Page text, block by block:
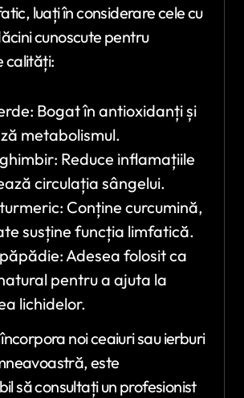
luați în considerare cele cu
cunoscute pentru
calități:
Bogat în antioxidanți și
metabolismul.
Reduce inflamațiile
circulația sângelui.
Conține curcumină,
susține funcția limfatică.
Adesea folosit ca
pentru a ajuta la
lichidelor.
noi ceaiuri sau ierburi
este
să consultați un profesionist